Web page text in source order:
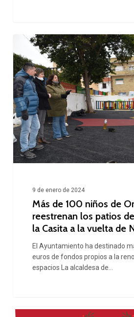
Más
de
100
niños
de
Orusco
reestrenan
los
patios
Colegio
Casita
de
9 de enero de 2024
Más de 100 niños de
reestrenan los patios
la Casita a la vuelta de
El Ayuntamiento ha destinado
euros de fondos propios a la
espacios La alcaldesa de…